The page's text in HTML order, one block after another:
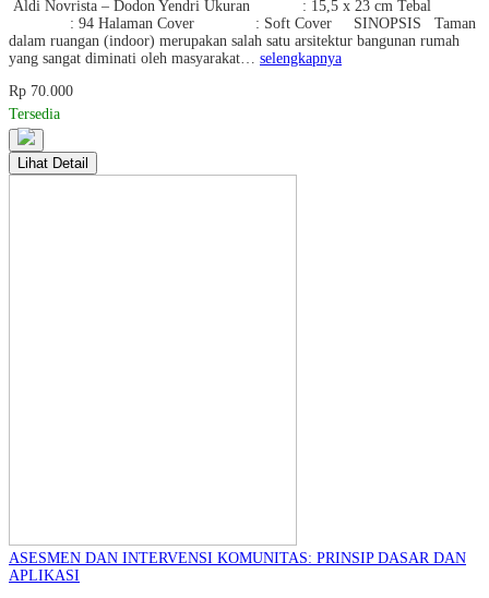
Aldi Novrista – Dodon Yendri Ukuran : 15,5 x 23 cm Tebal
: 94 Halaman Cover : Soft Cover SINOPSIS Taman
dalam ruangan (indoor) merupakan salah satu arsitektur bangunan rumah
yang sangat diminati oleh masyarakat… selengkapnya
Rp 70.000
Tersedia
Lihat Detail
ASESMEN DAN INTERVENSI KOMUNITAS: PRINSIP DASAR DAN
APLIKASI